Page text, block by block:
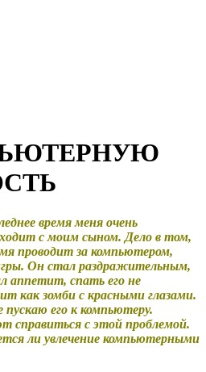
время меня очень
с моим сыном. Дело в том,
проводит за компьютером,
Он стал раздражительным,
аппетит, спать его не
как зомби с красными глазами.
пускаю его к компьютеру.
справиться с этой проблемой.
ли увлечение компьютерными